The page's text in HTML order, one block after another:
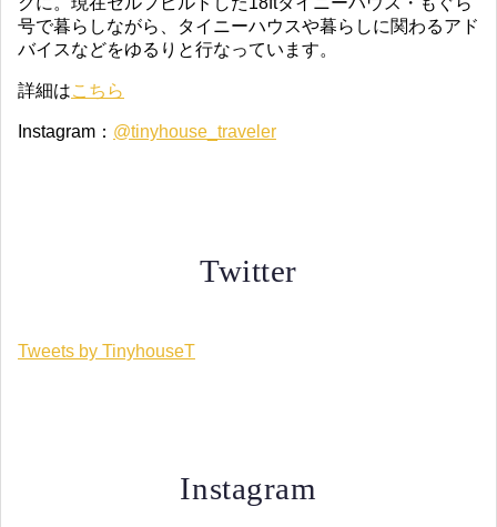
号で暮らしながら、タイニーハウスや暮らしに関わるアド
バイスなどをゆるりと行なっています。
詳細はこちら
Instagram： @tinyhouse_traveler
Twitter
Tweets by TinyhouseT
Instagram